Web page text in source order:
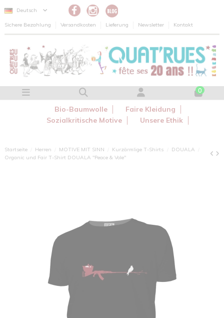
Deutsch
Sichere Bezahlung Versandkosten Lieferung Newsletter Kontakt
0
Bio-Baumwolle
Faire Kleidung
Sozialkritische Motive
Unsere Ethik
Startseite Herren MOTIVE MIT SINN Kurzärmlige T-Shirts
DOUALA
Organic und Fair T-Shirt DOUALA "Peace & Vole"